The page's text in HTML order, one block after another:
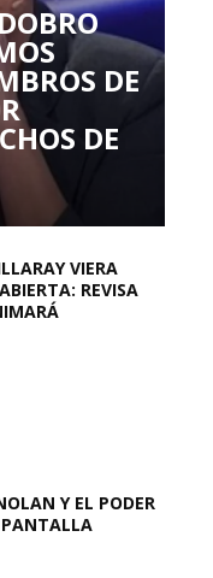
DE
DE
VIERA
REVISA
Y EL PODER